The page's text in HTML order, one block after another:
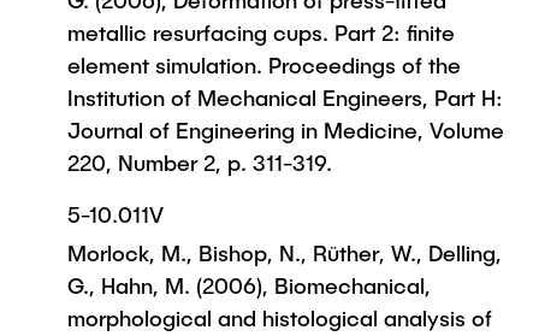
metallic resurfacing cups. Part 2: finite
element simulation. Proceedings of the
Institution of Mechanical Engineers, Part H:
Journal of Engineering in Medicine, Volume
220, Number 2, p. 311-319.
5-10.011V
Morlock, M., Bishop, N., Rüther, W., Delling,
G., Hahn, M. (2006), Biomechanical,
morphological and histological analysis of